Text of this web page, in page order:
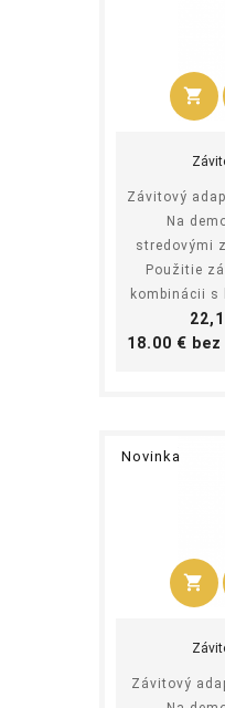
shopping_cart
Závitový
Na
stredovými
Použitie
kombinácii s
18.00 € bez
Novinka
shopping_cart
Závitový